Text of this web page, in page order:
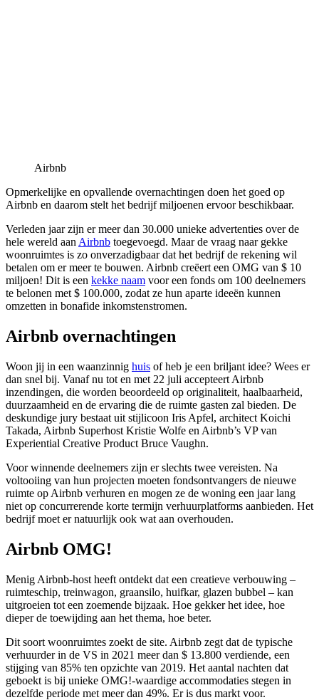
Airbnb
Opmerkelijke en opvallende overnachtingen doen het goed op
Airbnb en daarom stelt het bedrijf miljoenen ervoor beschikbaar.
Verleden jaar zijn er meer dan 30.000 unieke advertenties over de
hele wereld aan Airbnb toegevoegd. Maar de vraag naar gekke
woonruimtes is zo onverzadigbaar dat het bedrijf de rekening wil
betalen om er meer te bouwen. Airbnb creëert een OMG van $ 10
miljoen! Dit is een kekke naam voor een fonds om 100 deelnemers
te belonen met $ 100.000, zodat ze hun aparte ideeën kunnen
omzetten in bonafide inkomstenstromen.
Airbnb overnachtingen
Woon jij in een waanzinnig huis of heb je een briljant idee? Wees er
dan snel bij. Vanaf nu tot en met 22 juli accepteert Airbnb
inzendingen, die worden beoordeeld op originaliteit, haalbaarheid,
duurzaamheid en de ervaring die de ruimte gasten zal bieden. De
deskundige jury bestaat uit stijlicoon Iris Apfel, architect Koichi
Takada, Airbnb Superhost Kristie Wolfe en Airbnb’s VP van
Experiential Creative Product Bruce Vaughn.
Voor winnende deelnemers zijn er slechts twee vereisten. Na
voltooiing van hun projecten moeten fondsontvangers de nieuwe
ruimte op Airbnb verhuren en mogen ze de woning een jaar lang
niet op concurrerende korte termijn verhuurplatforms aanbieden. Het
bedrijf moet er natuurlijk ook wat aan overhouden.
Airbnb OMG!
Menig Airbnb-host heeft ontdekt dat een creatieve verbouwing –
ruimteschip, treinwagon, graansilo, huifkar, glazen bubbel – kan
uitgroeien tot een zoemende bijzaak. Hoe gekker het idee, hoe
dieper de toewijding aan het thema, hoe beter.
Dit soort woonruimtes zoekt de site. Airbnb zegt dat de typische
verhuurder in de VS in 2021 meer dan $ 13.800 verdiende, een
stijging van 85% ten opzichte van 2019. Het aantal nachten dat
geboekt is bij unieke OMG!-waardige accommodaties stegen in
dezelfde periode met meer dan 49%. Er is dus markt voor.